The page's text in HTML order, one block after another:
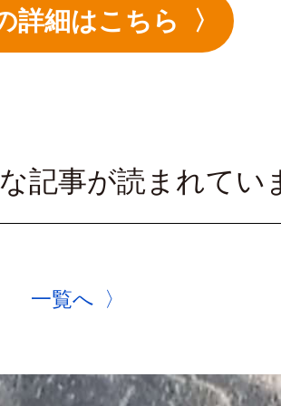
詳細はこちら
記事が読まれてい
一覧へ